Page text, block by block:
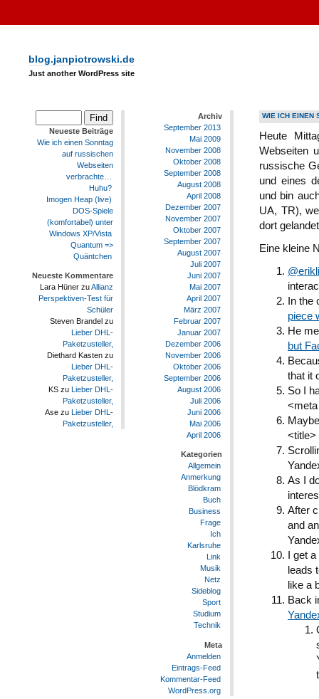
blog.janpiotrowski.de
Just another WordPress site
Neueste Beiträge
Wie ich einen Sonntag
auf russischen
Webseiten
verbrachte…
Huhu?
Imogen Heap (live)
DOS-Spiele
(komfortabel) unter
Windows XP/Vista
Quantum =>
Quäntchen
Neueste Kommentare
Lara HünerzuAllianz
Perspektiven-Test für
Schüler
Steven Brandel zu
Lieber DHL-
Paketzusteller,
Diethard Kastenzu
Lieber DHL-
Paketzusteller,
KSzu Lieber DHL-
Paketzusteller,
Asezu Lieber DHL-
Paketzusteller,
Archiv
September 2013
Mai 2009
November 2008
Oktober 2008
September 2008
August 2008
April 2008
Dezember 2007
November 2007
Oktober 2007
September 2007
August 2007
Juli 2007
Juni 2007
Mai 2007
April 2007
März 2007
Februar 2007
Januar 2007
Dezember 2006
November 2006
Oktober 2006
September 2006
August 2006
Juli 2006
Juni 2006
Mai 2006
April 2006
Kategorien
Allgemein
Anmerkung
Blödkram
Buch
Business
Frage
Ich
Karlsruhe
Link
Musik
Netz
Sideblog
Sport
Studium
Technik
Meta
Anmelden
Eintrags-Feed
Kommentar-Feed
WordPress.org
WIE ICH EINEN
Heute
Webseiten
russische
und eines
und bin
UA, TR),
dort
Eine kleine
In
piece
He
but
that it
So I
<meta
As I
After
and
I get
leads
like a
Back